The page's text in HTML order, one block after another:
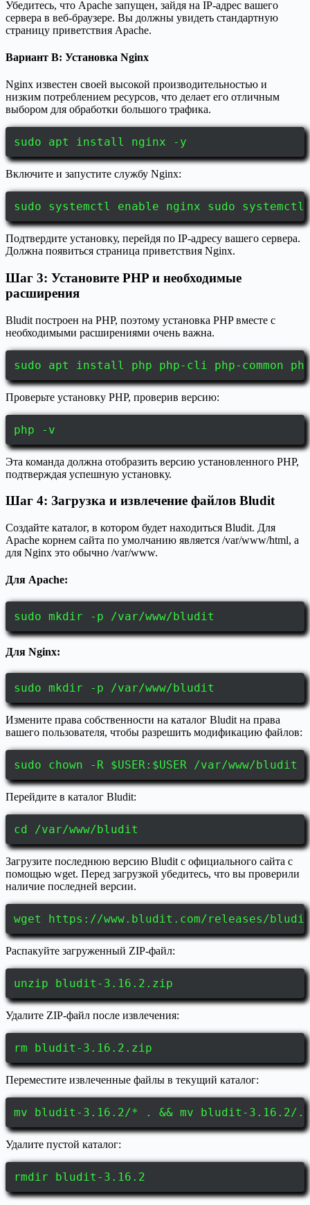
Убедитесь, что Apache запущен, зайдя на IP-адрес вашего
сервера в веб-браузере. Вы должны увидеть стандартную
страницу приветствия Apache.
Вариант B: Установка Nginx
Nginx известен своей высокой производительностью и
низким потреблением ресурсов, что делает его отличным
выбором для обработки большого трафика.
sudo apt install nginx -y
Включите и запустите службу Nginx:
sudo systemctl enable nginx sudo
Подтвердите установку, перейдя по IP-адресу вашего сервера.
Должна появиться страница приветствия Nginx.
Шаг 3: Установите PHP и необходимые
расширения
Bludit построен на PHP, поэтому установка PHP вместе с
необходимыми расширениями очень важна.
sudo apt install php php-cli php-common
Проверьте установку PHP, проверив версию:
php -v
Эта команда должна отобразить версию установленного PHP,
подтверждая успешную установку.
Шаг 4: Загрузка и извлечение файлов Bludit
Создайте каталог, в котором будет находиться Bludit. Для
Apache корнем сайта по умолчанию является /var/www/html, а
для Nginx это обычно /var/www.
Для Apache:
sudo mkdir -p /var/www/bludit
Для Nginx:
sudo mkdir -p /var/www/bludit
Измените права собственности на каталог Bludit на права
вашего пользователя, чтобы разрешить модификацию файлов:
sudo chown -R $USER:$USER /var/www/bludit
Перейдите в каталог Bludit:
cd /var/www/bludit
Загрузите последнюю версию Bludit с официального сайта с
помощью wget. Перед загрузкой убедитесь, что вы проверили
наличие последней версии.
wget https://www.bludit.com/releases/
Распакуйте загруженный ZIP-файл:
unzip bludit-3.16.2.zip
Удалите ZIP-файл после извлечения:
rm bludit-3.16.2.zip
Переместите извлеченные файлы в текущий каталог:
mv bludit-3.16.2/* . && mv bludit-3.16.2/
Удалите пустой каталог:
rmdir bludit-3.16.2